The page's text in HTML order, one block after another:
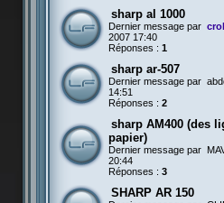
sharp al 1000
Dernier message par
2007 17:40
Réponses : 1
sharp ar-507
Dernier message par
14:51
Réponses : 2
sharp AM400 (des
papier)
Dernier message par
20:44
Réponses : 3
SHARP AR 150